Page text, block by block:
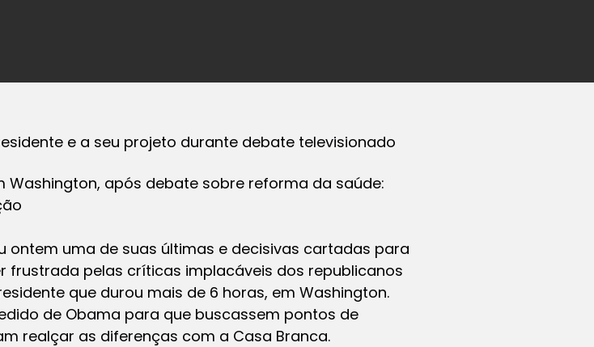
e a seu projeto durante debate televisionado
Washington, após debate sobre reforma da saúde:
ontem uma de suas últimas e decisivas cartadas para
frustrada pelas críticas implacáveis dos republicanos
que durou mais de 6 horas, em Washington.
de Obama para que buscassem pontos de
realçar as diferenças com a Casa Branca.